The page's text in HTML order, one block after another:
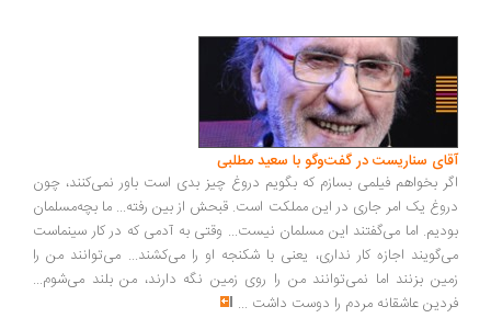
سناریست در گفت‌وگو با سعید مطلبی
بخواهم فیلمی بسازم که بگویم دروغ چیز بدی است باور نمی‌کنند، چون
یک امر جاری در این مملکت است. قبحش از بین رفته... ما بچه‌مسلمان
اما می‌گفتند این مسلمان نیست... وقتی به آدمی که در کار سینماست
اجازه کار نداری، یعنی با شکنجه او را می‌کشند... می‌توانند من را
بزنند اما نمی‌توانند من را روی زمین نگه دارند، من بلند می‌شوم...
عاشقانه مردم را دوست داشت ...